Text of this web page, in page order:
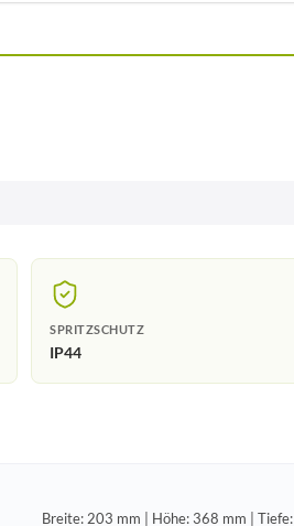
SPRITZSCHUTZ
IP44
Breite: 203 mm | Höhe: 368 mm | Tiefe: